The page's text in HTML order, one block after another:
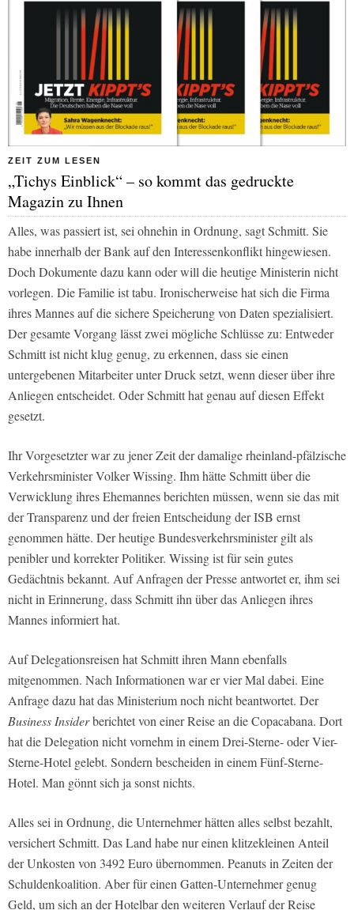
ZEIT ZUM LESEN
„Tichys Einblick“ – so kommt das gedruckte
Magazin zu Ihnen
Alles, was passiert ist, sei ohnehin in Ordnung, sagt Schmitt. Sie
habe innerhalb der Bank auf den Interessenkonflikt hingewiesen.
Doch Dokumente dazu kann oder will die heutige Ministerin nicht
vorlegen. Die Familie ist tabu. Ironischerweise hat sich die Firma
ihres Mannes auf die sichere Speicherung von Daten spezialisiert.
Der gesamte Vorgang lässt zwei mögliche Schlüsse zu: Entweder
Schmitt ist nicht klug genug, zu erkennen, dass sie einen
untergebenen Mitarbeiter unter Druck setzt, wenn dieser über ihre
Anliegen entscheidet. Oder Schmitt hat genau auf diesen Effekt
gesetzt.
Ihr Vorgesetzter war zu jener Zeit der damalige rheinland-pfälzische
Verkehrsminister Volker Wissing. Ihm hätte Schmitt über die
Verwicklung ihres Ehemannes berichten müssen, wenn sie das mit
der Transparenz und der freien Entscheidung der ISB ernst
genommen hätte. Der heutige Bundesverkehrsminister gilt als
penibler und korrekter Politiker. Wissing ist für sein gutes
Gedächtnis bekannt. Auf Anfragen der Presse antwortet er, ihm sei
nicht in Erinnerung, dass Schmitt ihn über das Anliegen ihres
Mannes informiert hat.
Auf Delegationsreisen hat Schmitt ihren Mann ebenfalls
mitgenommen. Nach Informationen war er vier Mal dabei. Eine
Anfrage dazu hat das Ministerium noch nicht beantwortet. Der
Business Insiderberichtet von einer Reise an die Copacabana. Dort
hat die Delegation nicht vornehm in einem Drei-Sterne- oder Vier-
Sterne-Hotel gelebt. Sondern bescheiden in einem Fünf-Sterne-
Hotel. Man gönnt sich ja sonst nichts.
Alles sei in Ordnung, die Unternehmer hätten alles selbst bezahlt,
versichert Schmitt. Das Land habe nur einen klitzekleinen Anteil
der Unkosten von 3492 Euro übernommen. Peanuts in Zeiten der
Schuldenkoalition. Aber für einen Gatten-Unternehmer genug
Geld, um sich an der Hotelbar den weiteren Verlauf der Reise